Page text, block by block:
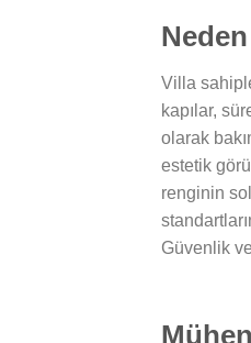
Villa
kapılar,
olarak
estetik
renginin
Güvenlik